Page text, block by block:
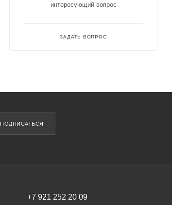
интересующий вопрос
ЗАДАТЬ ВОПРОС
ПОДПИСАТЬСЯ
+7 921 252 20 09